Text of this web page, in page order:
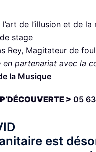
l’art de l’illusion et de la
stage
Rey, Magitateur de
partenariat avec la
la Musique
> 05
est